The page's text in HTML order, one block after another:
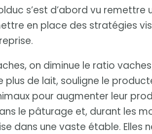
s’est d’abord vu remettre
en place des stratégies
on diminue le ratio
de lait, souligne le
pour augmenter leur
le pâturage et, durant les
dans une vaste étable. Elles